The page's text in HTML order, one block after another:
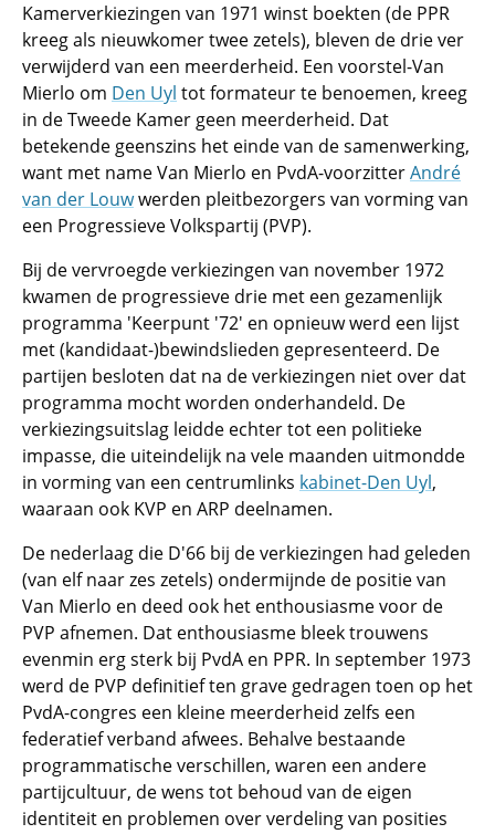
Kamerverkiezingen van 1971 winst boekten (de PPR
kreeg als nieuwkomer twee zetels), bleven de drie ver
verwijderd van een meerderheid. Een voorstel-Van
Mierlo om Den Uyl tot formateur te benoemen, kreeg
in de Tweede Kamer geen meerderheid. Dat
betekende geenszins het einde van de samenwerking,
want met name Van Mierlo en PvdA-voorzitterAndré
van der Louwwerden pleitbezorgers van vorming van
een Progressieve Volkspartij (PVP).
Bij de vervroegde verkiezingen van november 1972
kwamen de progressieve drie met een gezamenlijk
programma 'Keerpunt '72' en opnieuw werd een lijst
met (kandidaat-)bewindslieden gepresenteerd. De
partijen besloten dat na de verkiezingen niet over dat
programma mocht worden onderhandeld. De
verkiezingsuitslag leidde echter tot een politieke
impasse, die uiteindelijk na vele maanden uitmondde
in vorming van een centrumlinks kabinet-Den Uyl,
waaraan ook KVP en ARP deelnamen.
De nederlaag die D'66 bij de verkiezingen had geleden
(van elf naar zes zetels) ondermijnde de positie van
Van Mierlo en deed ook het enthousiasme voor de
PVP afnemen. Dat enthousiasme bleek trouwens
evenmin erg sterk bij PvdA en PPR. In september 1973
werd de PVP definitief ten grave gedragen toen op het
PvdA-congres een kleine meerderheid zelfs een
federatief verband afwees. Behalve bestaande
programmatische verschillen, waren een andere
partijcultuur, de wens tot behoud van de eigen
identiteit en problemen over verdeling van posities